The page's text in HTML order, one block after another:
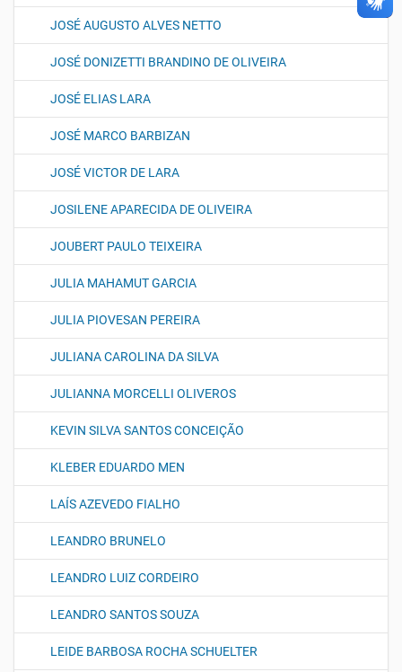
JOSÉ AUGUSTO ALVES NETTO
JOSÉ DONIZETTI BRANDINO DE OLIVEIRA
JOSÉ ELIAS LARA
JOSÉ MARCO BARBIZAN
JOSÉ VICTOR DE LARA
JOSILENE APARECIDA DE OLIVEIRA
JOUBERT PAULO TEIXEIRA
JULIA MAHAMUT GARCIA
JULIA PIOVESAN PEREIRA
JULIANA CAROLINA DA SILVA
JULIANNA MORCELLI OLIVEROS
KEVIN SILVA SANTOS CONCEIÇÃO
KLEBER EDUARDO MEN
LAÍS AZEVEDO FIALHO
LEANDRO BRUNELO
LEANDRO LUIZ CORDEIRO
LEANDRO SANTOS SOUZA
LEIDE BARBOSA ROCHA SCHUELTER